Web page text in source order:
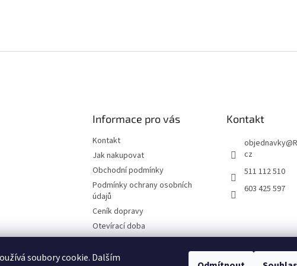
soubory cookie. Dalším
Informace pro vás
Kontakt
Jak nakupovat
Obchodní podmínky
Podmínky ochrany osobních
údajů
Ceník dopravy
Otevírací doba
Fotografie z prodejny Brno
Reklamační list
Kontakt
objednavky@
cz
511 112 510
603 425 597